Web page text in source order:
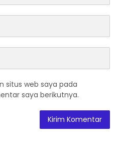
situs web saya pada
saya berikutnya.